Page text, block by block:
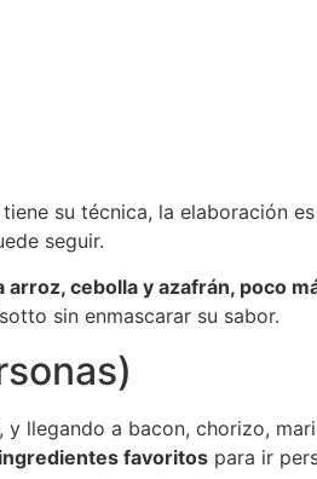
su técnica, la elaboración
seguir.
arroz, cebolla y azafrán, poco
sin enmascarar su sabor.
llegando a bacon, chorizo,
favoritos para ir